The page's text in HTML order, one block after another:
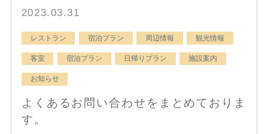
2023.03.31
レストラン 宿泊プラン 周辺情報 観光情報
客室 宿泊プラン 日帰りプラン 施設案内
お知らせ
よくあるお問い合わせをまとめておりま
す。